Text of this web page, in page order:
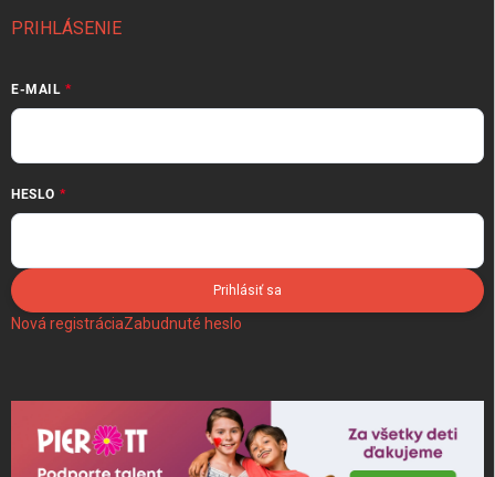
PRIHLÁSENIE
E-MAIL
HESLO
Prihlásiť sa
Nová registráciaZabudnuté heslo